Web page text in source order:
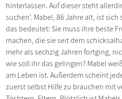
hinterlassen. Auf dieser steht
suchen'. Mabel, 86 Jahre alt, ist sich
das bedeutet: Sie muss ihre beste
machen, die sie seit dem
mehr als sechzig Jahren fortging,
wie soll ihr das gelingen? Mabel
am Leben ist. Außerdem scheint
zuerst selbst Hilfe zu brauchen mit